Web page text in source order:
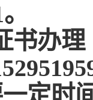
书办理